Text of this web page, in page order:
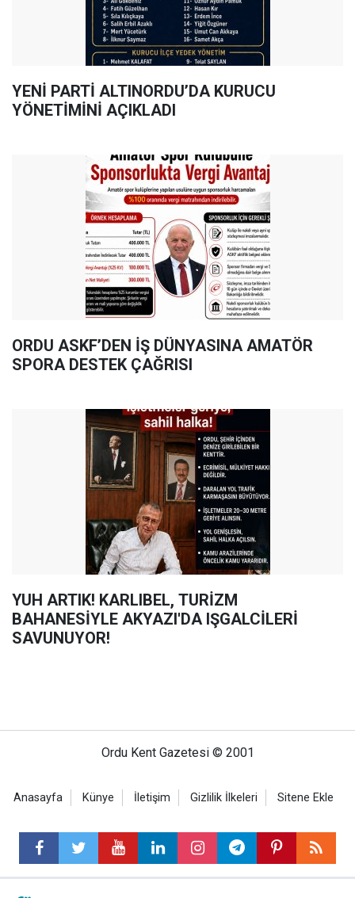
YENİ PARTİ ALTINORDU’DA KURUCU
YÖNETİMİNİ AÇIKLADI
ORDU ASKF’DEN İŞ DÜNYASINA AMATÖR
SPORA DESTEK ÇAĞRISI
YUH ARTIK! KARLIBEL, TURİZM
BAHANESİYLE AKYAZI'DA IŞGALCİLERİ
SAVUNUYOR!
Ordu Kent Gazetesi © 2001
Anasayfa Künye İletişim Gizlilik İlkeleri Sitene Ekle